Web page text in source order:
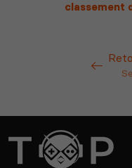
classement